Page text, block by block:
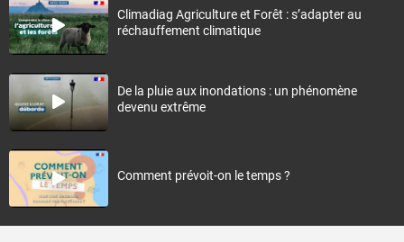
Climadiag Agriculture et Forêt : s’adapter au
réchauffement climatique
De la pluie aux inondations : un phénomène
devenu extrême
Comment prévoit-on le temps ?